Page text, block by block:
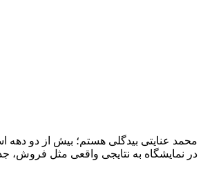
محمد عنایتی بیدگلی هستم؛ بیش از دو
در نمایشگاه به نتایجی واقعی مثل فروش،